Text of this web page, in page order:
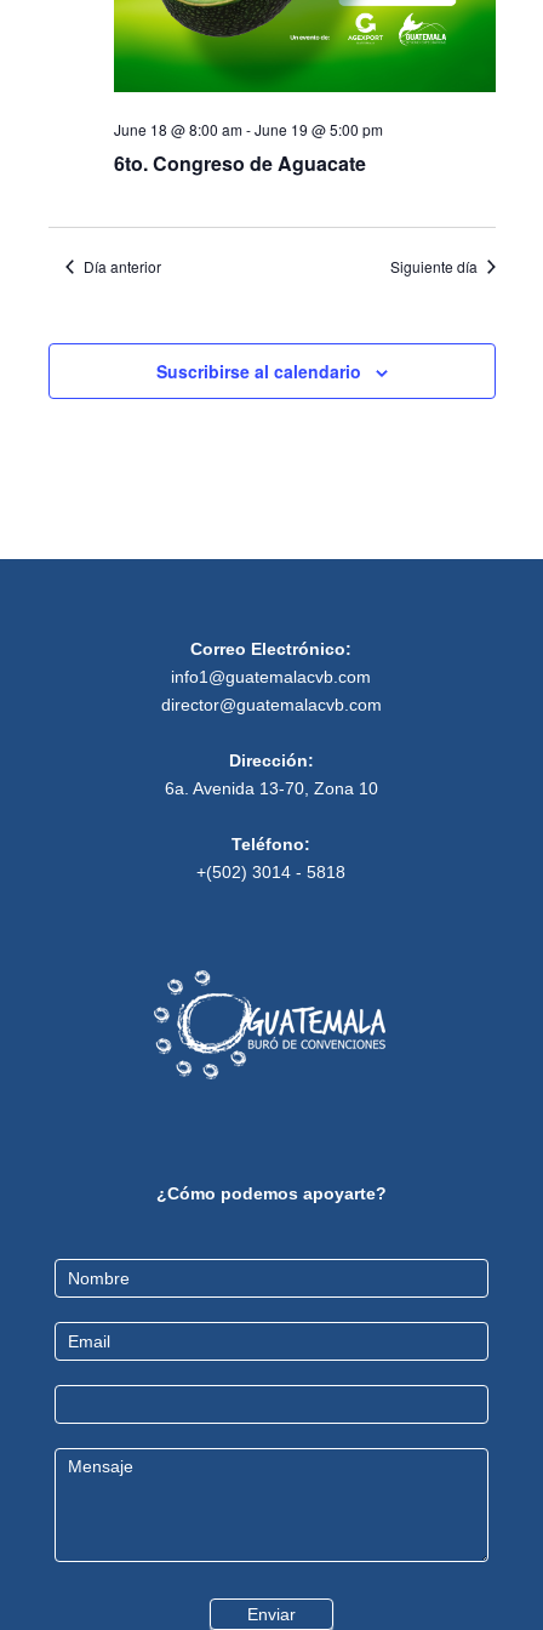
June 18 @ 8:00 am-June 19 @ 5:00 pm
6to. Congreso de Aguacate
Día anterior Siguiente día
Suscribirse al calendario
Correo Electrónico:
info1@guatemalacvb.com
director@guatemalacvb.com
Dirección:
6a. Avenida 13-70, Zona 10
Teléfono:
+(502) 3014 - 5818
¿Cómo podemos apoyarte?
Contact
Us
Enviar